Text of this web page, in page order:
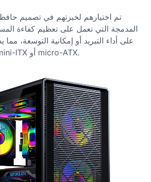
تم اختيارهم لخبرتهم في تصميم
المدمجة التي تعمل على تعظيم كفاءة
على أداء التبريد أو إمكانية التوسعة،
للأجهزة مع أجهزة mini-ITX أو micro-ATX.